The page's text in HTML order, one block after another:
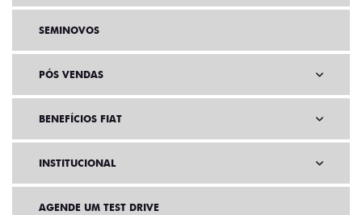
SEMINOVOS
PÓS VENDAS
BENEFÍCIOS FIAT
INSTITUCIONAL
AGENDE UM TEST DRIVE